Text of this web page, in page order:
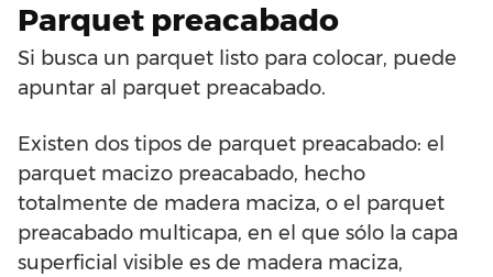
Parquet preacabado
Si busca un parquet listo para colocar, puede
apuntar al parquet preacabado.
Existen dos tipos de parquet preacabado: el
parquet macizo preacabado, hecho
totalmente de madera maciza, o el parquet
preacabado multicapa, en el que sólo la capa
superficial visible es de madera maciza,